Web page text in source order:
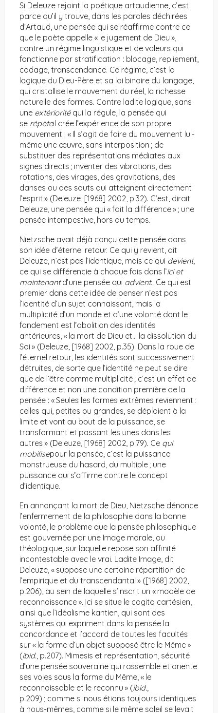
Si Deleuze rejoint la poétique artaudienne, c’est
parce qu’il y trouve, dans les paroles déchirées
d’Artaud, une pensée qui se réaffirme contre ce
que le poète appelle « le jugement de Dieu »,
contre un régime linguistique et de valeurs qui
fonctionne par stratification : blocage, repliement,
codage, transcendance. Ce régime, c’est la
logique du Dieu-Père et sa loi binaire du langage,
qui cristallise le mouvement du réel, la richesse
naturelle des formes. Contre ladite logique, sans
une extérioritéqui la régule, la pensée qui
se répèteil crée l’expérience de son propre
mouvement : « Il s’agit de faire du mouvement lui-
même une œuvre, sans interposition ; de
substituer des représentations médiates aux
signes directs ; inventer des vibrations, des
rotations, des virages, des gravitations, des
danses ou des sauts qui atteignent directement
l’esprit » (Deleuze, [1968] 2002, p.32). C’est, dirait
Deleuze, une pensée qui « fait la différence » ; une
pensée intempestive, hors du temps.
Nietzsche avait déjà conçu cette pensée dans
son idée d’éternel retour. Ce qui y revient, dit
Deleuze, n’est pas l’identique, mais ce qui devient,
ce qui se différencie à chaque fois dans l’ici et
maintenantd’une pensée qui advient.. Ce qui est
premier dans cette idée de penser n’est pas
l’identité d’un sujet connaissant, mais la
multiplicité d’un monde et d’une volonté dont le
fondement est l’abolition des identités
antérieures, « la mort de Dieu et… la dissolution du
Soi » (Deleuze, [1968] 2002, p.35). Dans la roue de
l’éternel retour, les identités sont successivement
détruites, de sorte que l’identité ne peut se dire
que de l’être comme multiplicité ; c’est un effet de
différence et non une condition première de la
pensée : « Seules les formes extrêmes reviennent :
celles qui, petites ou grandes, se déploient à la
limite et vont au bout de la puissance, se
transformant et passant les unes dans les
autres » (Deleuze, [1968] 2002, p.79). Ce qui
mobilisepour la pensée, c’est la puissance
monstrueuse du hasard, du multiple ; une
puissance qui s’affirme contre le concept
d’identique.
En annonçant la mort de Dieu, Nietzsche dénonce
l’enfermement de la philosophie dans la bonne
volonté, le problème que la pensée philosophique
est gouvernée par une Image morale, ou
théologique, sur laquelle repose son affinité
incontestable avec le vrai. Ladite Image, dit
Deleuze, « suppose une certaine répartition de
l’empirique et du transcendantal » ([1968] 2002,
p.206), au sein de laquelle s’inscrit un « modèle de
reconnaissance ». Ici se situe le cogito cartésien,
ainsi que l’idéalisme kantien, qui sont des
systèmes qui expriment dans la pensée la
concordance et l’accord de toutes les facultés
sur « la forme d’un objet supposé être le Même »
(ibid., p.207). Mimesis et représentation, sécurité
d’une pensée souveraine qui rassemble et oriente
ses voies sous la forme du Même, « le
reconnaissable et le reconnu » (ibid.,
p.209) ; comme si nous étions toujours identiques
à nous-mêmes, comme si le même soleil se levait